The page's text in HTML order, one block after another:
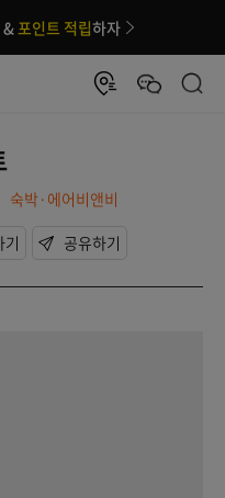
&포인트 적립하자
숙박·에어비앤비
기 공유하기